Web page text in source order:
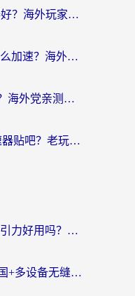
国外玩BanG用什么加速器好？海外玩家亲测的国服游戏加速终极方案
哈利波特·魔法觉醒太卡怎么加速？海外党亲测有效的国服游戏加速指南
美国玩剑与远征卡怎么办？海外党亲测有效的国服游戏加速指南
海外玩龙之谷2用什么加速器贴吧？老玩家实测推荐，附新加坡猎魂觉醒国外剑与远征加速攻略
海外党必看：Quickback和引力好用吗？3分钟搞懂回国加速器怎么选
海外党必看：电视VPN回国+多设备无缝访问国内资源的实用指南